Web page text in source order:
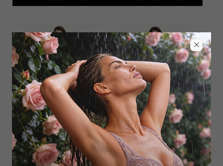
Купальник слитный Купальник слитный